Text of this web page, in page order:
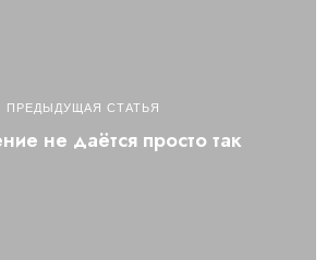
ПРЕДЫДУЩАЯ СТАТЬЯ
не даётся просто так